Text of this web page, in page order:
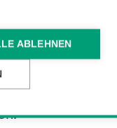
ABLEHNEN
Facebook
sie sich
werden.